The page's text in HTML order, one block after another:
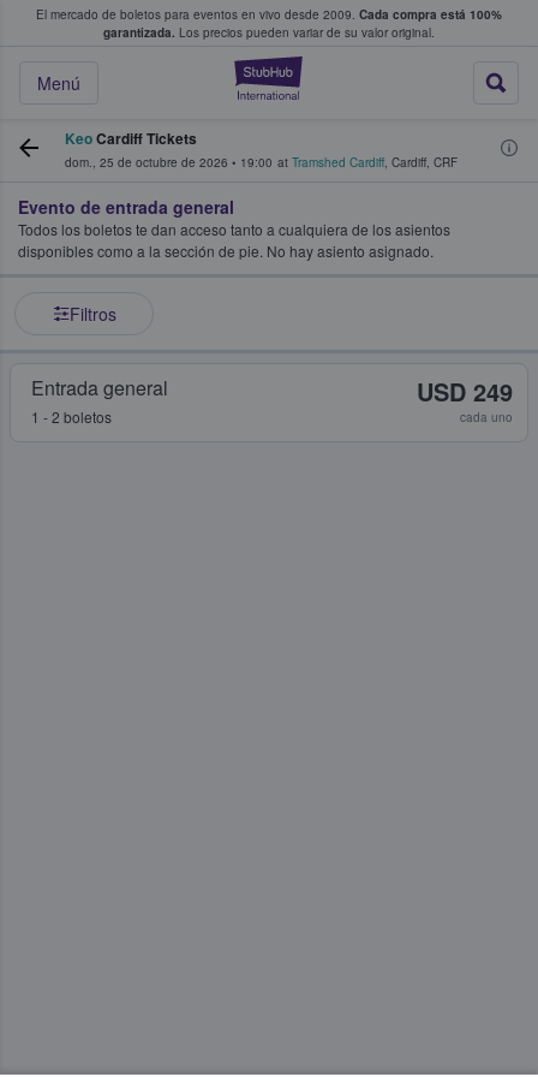
El mercado de boletos para eventos en vivo desde 2009. Cada compra está 100%
garantizada. Los precios pueden variar de su valor original.
StubHub: donde
Menú
fans compran y venden boletos
KeoCardiff Tickets
dom., 25 de octubre de 2026 • 19:00 at Tramshed Cardiff, Cardiff, CRF
Evento de entrada general
Todos los boletos te dan acceso tanto a cualquiera de los asientos
disponibles como a la sección de pie. No hay asiento asignado.
Filtros
Entrada general
1 - 2 boletos
USD 249
cada uno